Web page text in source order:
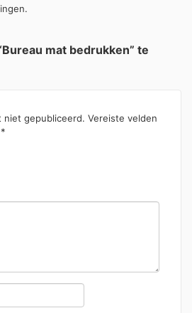
mat bedrukken” te
niet gepubliceerd. Vereiste velden
*